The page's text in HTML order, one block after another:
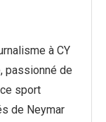
à CY
passionné de
sport
de Neymar